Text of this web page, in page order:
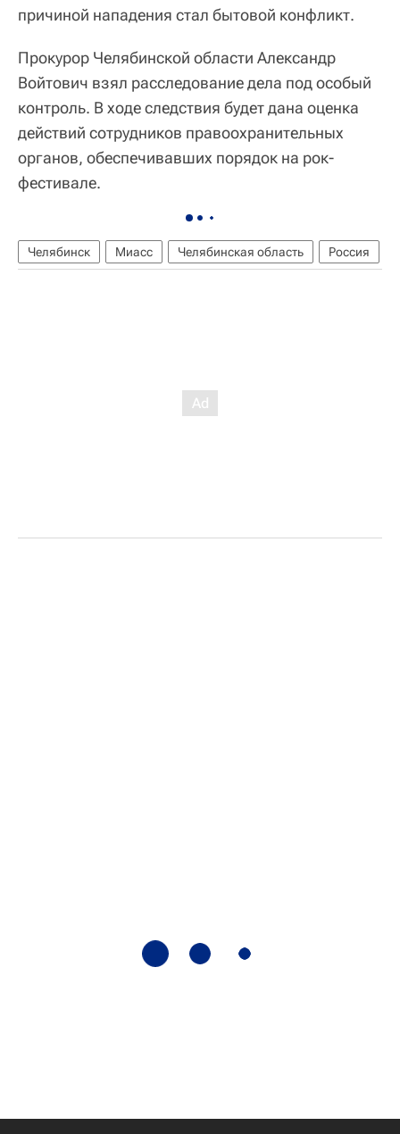
причиной нападения стал бытовой конфликт.
Прокурор Челябинской области Александр
Войтович взял расследование дела под особый
контроль. В ходе следствия будет дана оценка
действий сотрудников правоохранительных
органов, обеспечивавших порядок на рок-
фестивале.
Челябинск Миасс Челябинская область Россия